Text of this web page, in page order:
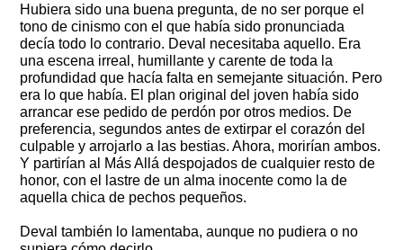
Hubiera sido una buena pregunta, de no ser porque el
tono de cinismo con el que había sido pronunciada
decía todo lo contrario. Deval necesitaba aquello. Era
una escena irreal, humillante y carente de toda la
profundidad que hacía falta en semejante situación. Pero
era lo que había. El plan original del joven había sido
arrancar ese pedido de perdón por otros medios. De
preferencia, segundos antes de extirpar el corazón del
culpable y arrojarlo a las bestias. Ahora, morirían ambos.
Y partirían al Más Allá despojados de cualquier resto de
honor, con el lastre de un alma inocente como la de
aquella chica de pechos pequeños.
Deval también lo lamentaba, aunque no pudiera o no